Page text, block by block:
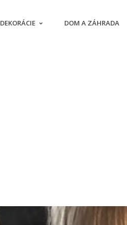
DEKORÁCIE DOM A ZÁHRADA